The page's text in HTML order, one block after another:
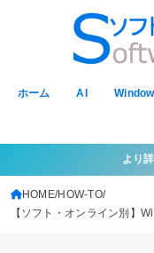
ホーム AI
より
HOME HOW-TO
【ソフト・オンライン別】